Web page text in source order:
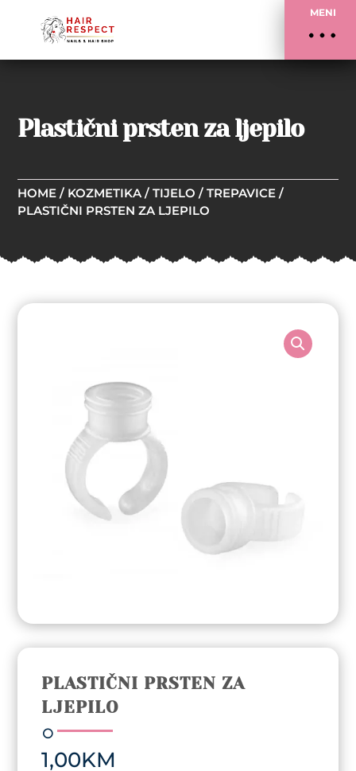
MENI
Plastični prsten za ljepilo
HOME / KOZMETIKA /TIJELO /TREPAVICE /
PLASTIČNI PRSTEN ZA LJEPILO
PLASTIČNI PRSTEN ZA
LJEPILO
1,00KM